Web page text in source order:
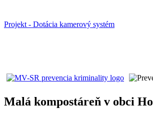
Projekt - Dotácia kamerový systém
Malá kompostáreň v obci